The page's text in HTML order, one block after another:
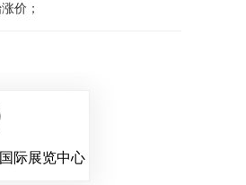
价；
际展览中心